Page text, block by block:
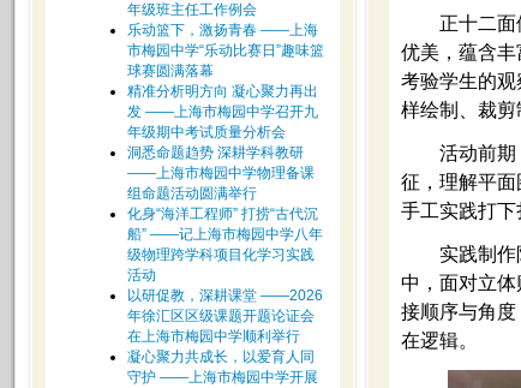
年级班主任工作例会
乐动篮下，激扬青春 ——上海
市梅园中学“乐动比赛日”趣味篮
球赛圆满落幕
精准分析明方向 凝心聚力再出
发 ——上海市梅园中学召开九
年级期中考试质量分析会
洞悉命题趋势 深耕学科教研
——上海市梅园中学物理备课
组命题活动圆满举行
化身“海洋工程师” 打捞“古代沉
船” ——记上海市梅园中学八年
级物理跨学科项目化学习实践
活动
以研促教，深耕课堂 ——2026
年徐汇区区级课题开题论证会
在上海市梅园中学顺利举行
凝心聚力共成长，以爱育人同
守护 ——上海市梅园中学开展
正十二
优美，蕴含
考验学生的
样绘制、裁剪
活动前期
征，理解平
手工实践打下
实践制
中，面对立
接顺序与角
在逻辑。